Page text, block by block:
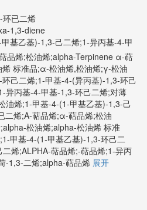
已二烯
1,3-diene
基乙基)-1,3-己二烯;1-异丙基-4-甲
品烯;松油烯;alpha-Terpinene α-萜
标准品;α-松油烯,松油烯;γ-松油
己二烯;1-甲基-4-(异丙基)-1,3-环己
异丙基-4-甲基-1,3-环己二烯;对薄
油烯;1-甲基-4-(1-甲基乙基)-1,3-己
二烯;A-萜品烯;α-萜品烯;松油
松油烯;alpha-松油烯 标准
甲基-4-(1-甲基乙基)-1,3-环己二
烯;ALPHA-萜品烯;-萜品烯;1-异丙
-1,3-二烯;alpha-萜品烯 展开